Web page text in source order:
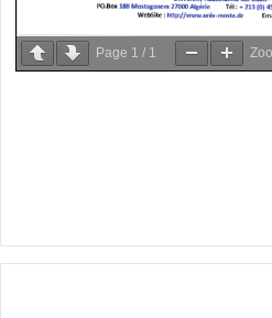
Page 1 / 1